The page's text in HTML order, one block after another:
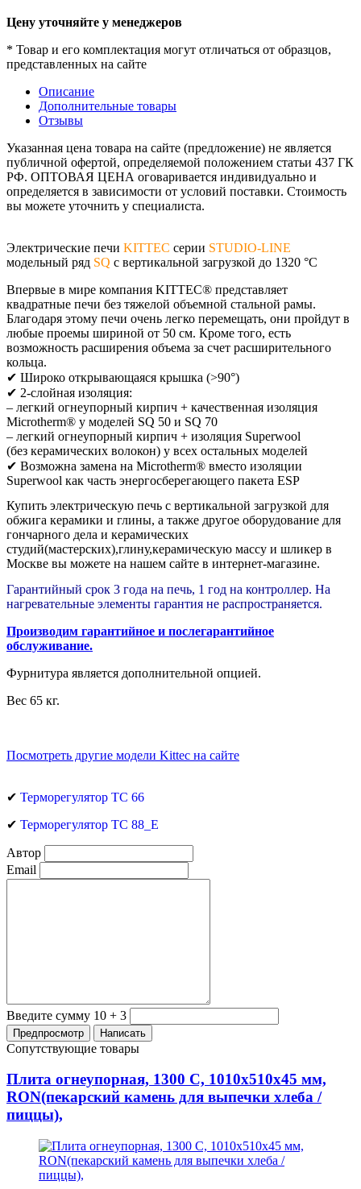
Цену уточняйте у менеджеров
* Товар и его комплектация могут отличаться от образцов,
представленных на сайте
Описание
Дополнительные товары
Отзывы
Указанная цена товара на сайте (предложение) не является
публичной офертой, определяемой положением статьи 437 ГК
РФ. ОПТОВАЯ ЦЕНА оговаривается индивидуально и
определяется в зависимости от условий поставки. Стоимость
вы можете уточнить у специалиста.
Электрические печи KITTEС серии STUDIO-LINE
модельный ряд SQ с вертикальной загрузкой до 1320 °C
Впервые в мире компания KITTEC® представляет
квадратные печи без тяжелой объемной стальной рамы.
Благодаря этому печи очень легко перемещать, они пройдут в
любые проемы шириной от 50 см. Кроме того, есть
возможность расширения объема за счет расширительного
кольца.
✔ Широко открывающаяся крышка (>90°)
✔ 2-слойная изоляция:
– легкий огнеупорный кирпич + качественная изоляция
Microtherm® у моделей SQ 50 и SQ 70
– легкий огнеупорный кирпич + изоляция Superwool
(без керамических волокон) у всех остальных моделей
✔ Возможна замена на Microtherm® вместо изоляции
Superwool как часть энергосберегающего пакета ESP
Купить электричеcкую печь с вертикальной загрузкой для
обжига керамики и глины, а также другое оборудование для
гончарного дела и керамических
студий(мастерских),глину,керамическую массу и шликер в
Москве вы можете на нашем сайте в интернет-магазине.
Гарантийный срок 3 года на печь, 1 год на контроллер. На
нагревательные элементы гарантия не распространяется.
Производим гарантийное и послегарантийное
обслуживание.
Фурнитура является дополнительной опцией.
Вес 65 кг.
Посмотреть другие модели Kittec на сайте
✔ Терморегулятор ТС 66
✔ Терморегулятор ТС 88_Е
Автор
Email
Введите сумму 10 + 3
Сопутствующие товары
Плита огнеупорная, 1300 С, 1010х510х45 мм,
RON(пекарский камень для выпечки хлеба /
пиццы),